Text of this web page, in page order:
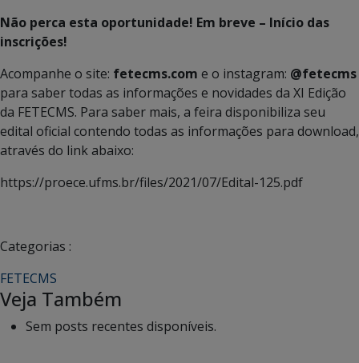
Não perca esta oportunidade! Em breve – Início das
inscrições!
Acompanhe o site: fetecms.com e o instagram: @fetecms
para saber todas as informações e novidades da XI Edição
da FETECMS. Para saber mais, a feira disponibiliza seu
edital oficial contendo todas as informações para download,
através do link abaixo:
https://proece.ufms.br/files/2021/07/Edital-125.pdf
Categorias :
FETECMS
Veja Também
Sem posts recentes disponíveis.